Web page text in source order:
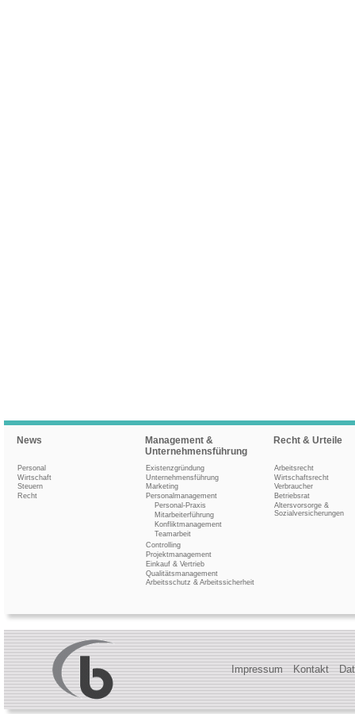
News
Personal
Wirtschaft
Steuern
Recht
Management &
Unternehmensführung
Existenzgründung
Unternehmensführung
Marketing
Personalmanagement
Personal-Praxis
Mitarbeiterführung
Konfliktmanagement
Teamarbeit
Controlling
Projektmanagement
Einkauf & Vertrieb
Qualitätsmanagement
Arbeitsschutz & Arbeitssicherheit
Recht & Urteile
Arbeitsrecht
Wirtschaftsrecht
Verbraucher
Betriebsrat
Altersvorsorge &
Sozialversicherungen
Impressum Kontakt